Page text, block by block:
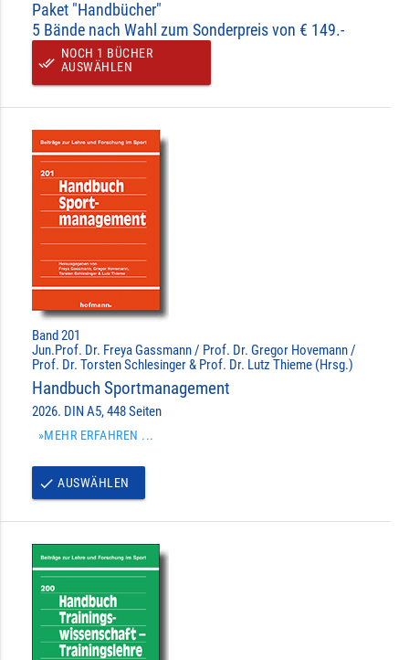
Paket "Handbücher"
5 Bände nach Wahl zum Sonderpreis von € 149.-
done_all
NOCH 1 BÜCHER
AUSWÄHLEN
Band 201
Jun.Prof. Dr. Freya Gassmann / Prof. Dr. Gregor Hovemann /
Prof. Dr. Torsten Schlesinger & Prof. Dr. Lutz Thieme (Hrsg.)
Handbuch Sportmanagement
2026. DIN A5, 448 Seiten
»MEHR ERFAHREN ...
done AUSWÄHLEN